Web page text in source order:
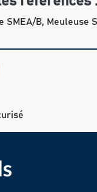
SMEA/B, Meuleuse